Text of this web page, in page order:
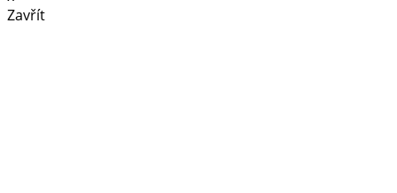
Zavřít